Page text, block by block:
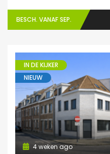
BESCH. VANAF SEP.
IN DE KIJKER
NIEUW
4 weken ago